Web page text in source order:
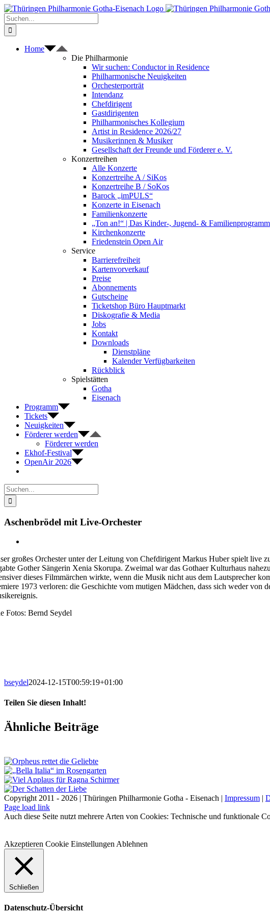
Zum
Inhalt
springen
Suche
nach:
Home
Die Philharmonie
Wir suchen: Conductor in Residence
Philharmonische Neuigkeiten
Orchesterporträt
Intendanz
Chefdirigent
Gastdirigenten
Philharmonisches Kollegium
Artist in Residence 2026/27
Musikerinnen & Musiker
Gesellschaft der Freunde und Förderer e. V.
Konzertreihen
Alle Konzerte
Konzertreihe A / SiKos
Konzertreihe B / SoKos
Barock „imPULS“
Konzerte in Eisenach
Familienkonzerte
„Ton an!“ | Das Kinder-, Jugend- & Familienprogramm
Kirchenkonzerte
Friedenstein Open Air
Service
Barrierefreiheit
Kartenvorverkauf
Preise
Abonnements
Gutscheine
Ticketshop Büro Hauptmarkt
Diskografie & Media
Jobs
Kontakt
Downloads
Dienstpläne
Kalender Verfügbarkeiten
Rückblick
Spielstätten
Gotha
Eisenach
Programm
Tickets
Neuigkeiten
Förderer werden
Förderer werden
Ekhof-Festival
OpenAir 2026
Suche
nach:
Aschenbrödel mit Live-Orchester
Bild
großes Orchester unter der Leitung von Chefdirigent Markus Huber spielt live
Gother Sängerin Xenia Skorupa. Zweimal war das Gothaer Kulturhaus
dieses Filmmärchen wirkte, wenn die Musik nicht aus dem Lautsprecher
1973 verloren: die Geschichte vom mutigen Mädchen, dass sich weder
Fotos: Bernd Seydel
bseydel2024-12-15T00:59:19+01:00
Teilen Sie diesen Inhalt!
Facebook
X
LinkedIn
E-
Mail
Ähnliche Beiträge
Copyright 2011 - 2026 | Thüringen Philharmonie Gotha - Eisenach | Impressum |
Facebook
Instagram
WhatsApp
YouTube
E-
Mail
Telefon
Page load link
Auch diese Seite nutzt mehrere Arten von Cookies: Technische und funktionale
Akzeptieren Cookie Einstellungen Ablehnen
Schließen
Datenschutz-Übersicht